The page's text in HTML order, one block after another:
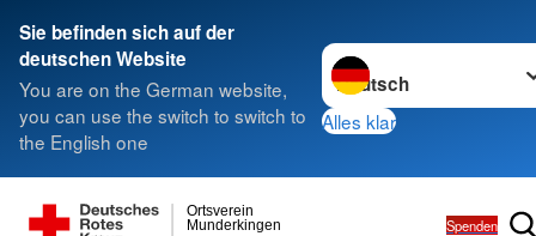
Sie befinden sich auf der
deutschen Website
You are on the German website,
you can use the switch to switch to
the English one
Sprache wechseln zu
Alles klar
Munderkingen
Ortsverein
Spenden